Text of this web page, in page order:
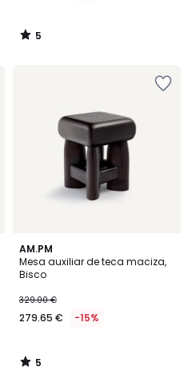
5
/
AM.PM
Mesa auxiliar de teca maciza,
Bisco
329.00 €
279.65 € -15%
5
/
5
5
/